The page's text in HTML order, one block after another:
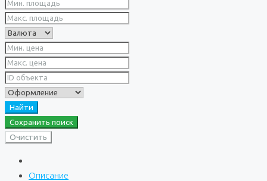
Найти
Сохранить поиск
Очистить
Описание